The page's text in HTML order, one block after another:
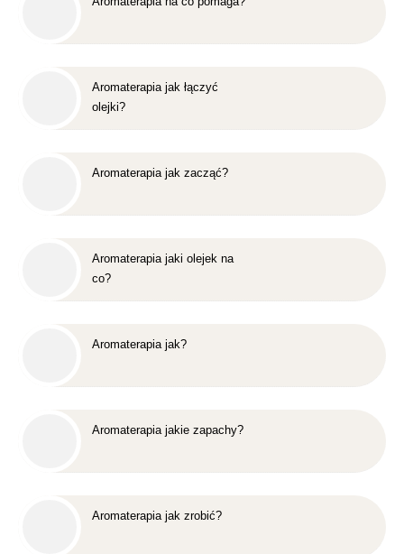
Aromaterapia jak łączyć
olejki?
Aromaterapia jak zacząć?
Aromaterapia jaki olejek na
co?
Aromaterapia jak?
Aromaterapia jakie zapachy?
Aromaterapia jak zrobić?